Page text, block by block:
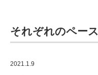
それぞれのペー
2021.1.9